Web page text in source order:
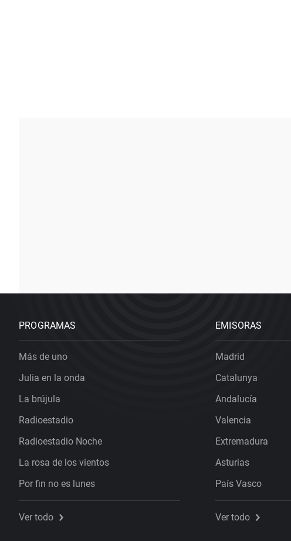
PROGRAMAS
Más de uno
Julia en la onda
La brújula
Radioestadio
Radioestadio Noche
La rosa de los vientos
Por fin no es lunes
Ver todo
EMISORAS
Madrid
Catalunya
Andalucía
Valencia
Extremadura
Asturias
País Vasco
Ver todo